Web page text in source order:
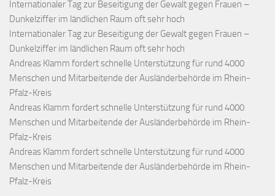
Internationaler Tag zur Beseitigung der Gewalt gegen Frauen –
Dunkelziffer im ländlichen Raum oft sehr hoch
Internationaler Tag zur Beseitigung der Gewalt gegen Frauen –
Dunkelziffer im ländlichen Raum oft sehr hoch
Andreas Klamm fordert schnelle Unterstützung für rund 4000
Menschen und Mitarbeitende der Ausländerbehörde im Rhein-
Pfalz-Kreis
Andreas Klamm fordert schnelle Unterstützung für rund 4000
Menschen und Mitarbeitende der Ausländerbehörde im Rhein-
Pfalz-Kreis
Andreas Klamm fordert schnelle Unterstützung für rund 4000
Menschen und Mitarbeitende der Ausländerbehörde im Rhein-
Pfalz-Kreis